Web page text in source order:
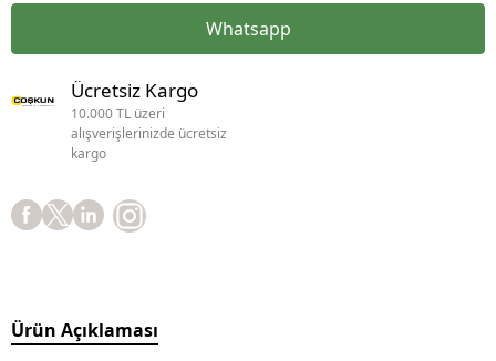
Whatsapp
Ücretsiz Kargo
10.000 TL üzeri
alışverişlerinizde ücretsiz
kargo
Ürün Açıklaması